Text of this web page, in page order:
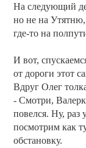
На следующий
но не на
где-то на
И вот,
от дороги этот
Вдруг Олег
- Смотри,
повелся. Ну, раз
посмотрим как
обстановку.